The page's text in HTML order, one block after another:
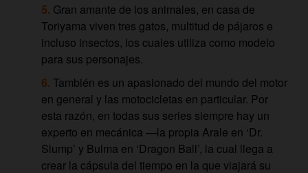
Gran amante de los animales, en casa de
Toriyama viven tres gatos, multitud de pájaros e
incluso insectos, los cuales utiliza como modelo
para sus personajes.
También es un apasionado del mundo del motor
en general y las motocicletas en particular. Por
esta razón, en todas sus series siempre hay un
experto en mecánica —la propia Arale en ‘Dr.
Slump’ y Bulma en ‘Dragon Ball’, la cual llega a
crear la cápsula del tiempo en la que viajará su